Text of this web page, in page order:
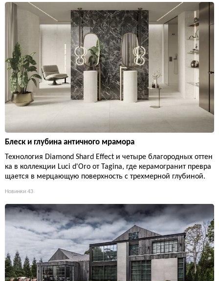
Блеск и глубина античного мрамора
Технология Diamond Shard Effect и четыре благородных оттен
ка в коллекции Luci d'Oro от Tagina, где керамогранит превра
щается в мерцающую поверхность с трехмерной глубиной.
Новинки 43